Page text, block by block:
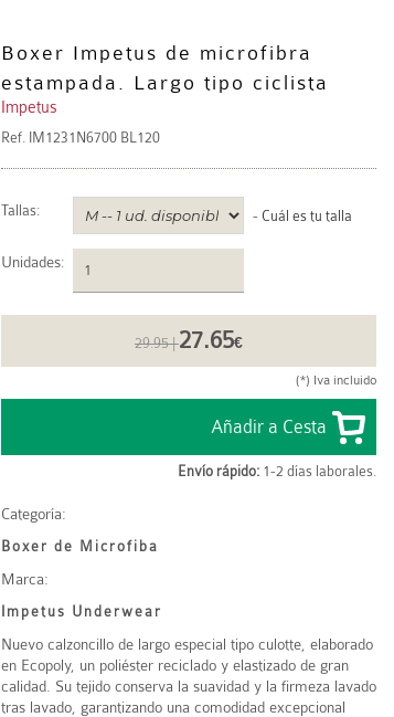
Boxer Impetus de microfibra
estampada. Largo tipo ciclista
Impetus
Ref. IM1231N6700 BL120
Tallas: - Cuál es tu talla
Unidades:
29.95 |27.65€
(*) Iva incluido
Envío rápido: 1-2 días laborales.
Categoría:
Boxer de Microfiba
Marca:
Impetus Underwear
Nuevo calzoncillo de largo especial tipo culotte, elaborado
en Ecopoly, un poliéster reciclado y elastizado de gran
calidad. Su tejido conserva la suavidad y la firmeza lavado
tras lavado, garantizando una comodidad excepcional